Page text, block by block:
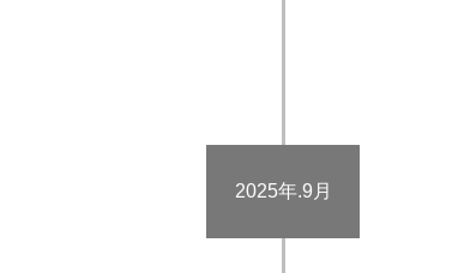
2025年.9月